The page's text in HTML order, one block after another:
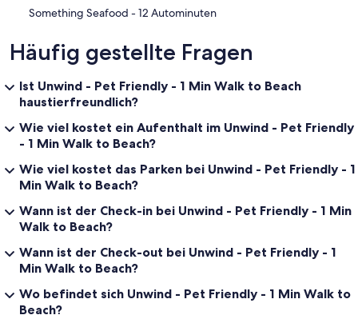
‪Something Seafood - ‬12 Autominuten
Häufig gestellte Fragen
Ist Unwind - Pet Friendly - 1 Min Walk to Beach
haustierfreundlich?
Wie viel kostet ein Aufenthalt im Unwind - Pet Friendly
- 1 Min Walk to Beach?
Wie viel kostet das Parken bei Unwind - Pet Friendly - 1
Min Walk to Beach?
Wann ist der Check-in bei Unwind - Pet Friendly - 1 Min
Walk to Beach?
Wann ist der Check-out bei Unwind - Pet Friendly - 1
Min Walk to Beach?
Wo befindet sich Unwind - Pet Friendly - 1 Min Walk to
Beach?